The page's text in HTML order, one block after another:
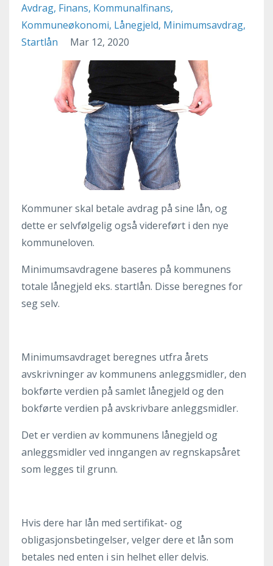
Avdrag Finans Kommunalfinans
Kommuneøkonomi Lånegjeld Minimumsavdrag
Startlån
Mar 12, 2020
Kommuner skal betale avdrag på sine lån, og
dette er selvfølgelig også videreført i den nye
kommuneloven.
Minimumsavdragene baseres på kommunens
totale lånegjeld eks. startlån. Disse beregnes for
seg selv.
Minimumsavdraget beregnes utfra årets
avskrivninger av kommunens anleggsmidler, den
bokførte verdien på samlet lånegjeld og den
bokførte verdien på avskrivbare anleggsmidler.
Det er verdien av kommunens lånegjeld og
anleggsmidler ved inngangen av regnskapsåret
som legges til grunn.
Hvis dere har lån med sertifikat- og
obligasjonsbetingelser, velger dere et lån som
betales ned enten i sin helhet eller delvis.